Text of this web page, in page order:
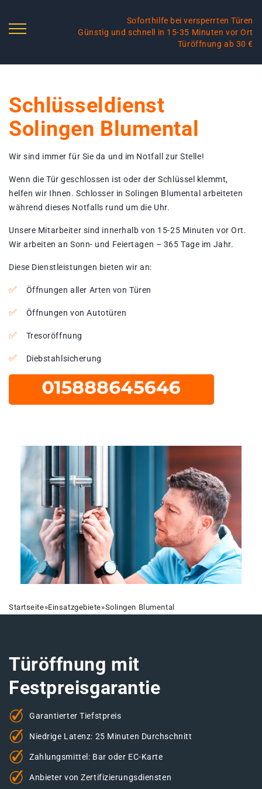
Soforthilfe bei versperrten Türen
Günstig und schnell in 15-35 Minuten vor Ort
Türöffnung ab 30 €
Schlüsseldienst
Solingen Blumental
Wir sind immer für Sie da und im Notfall zur Stelle!
Wenn die Tür geschlossen ist oder der Schlüssel klemmt,
helfen wir Ihnen. Schlosser in Solingen Blumental arbeiteten
während dieses Notfalls rund um die Uhr.
Unsere Mitarbeiter sind innerhalb von 15-25 Minuten vor Ort.
Wir arbeiten an Sonn- und Feiertagen – 365 Tage im Jahr.
Diese Dienstleistungen bieten wir an:
Öffnungen aller Arten von Türen
Öffnungen von Autotüren
Tresoröffnung
Diebstahlsicherung
Startseite»Einsatzgebiete»Solingen Blumental
Türöffnung mit
Festpreisgarantie
Garantierter Tiefstpreis
Niedrige Latenz: 25 Minuten Durchschnitt
Zahlungsmittel: Bar oder EC-Karte
Anbieter von Zertifizierungsdiensten